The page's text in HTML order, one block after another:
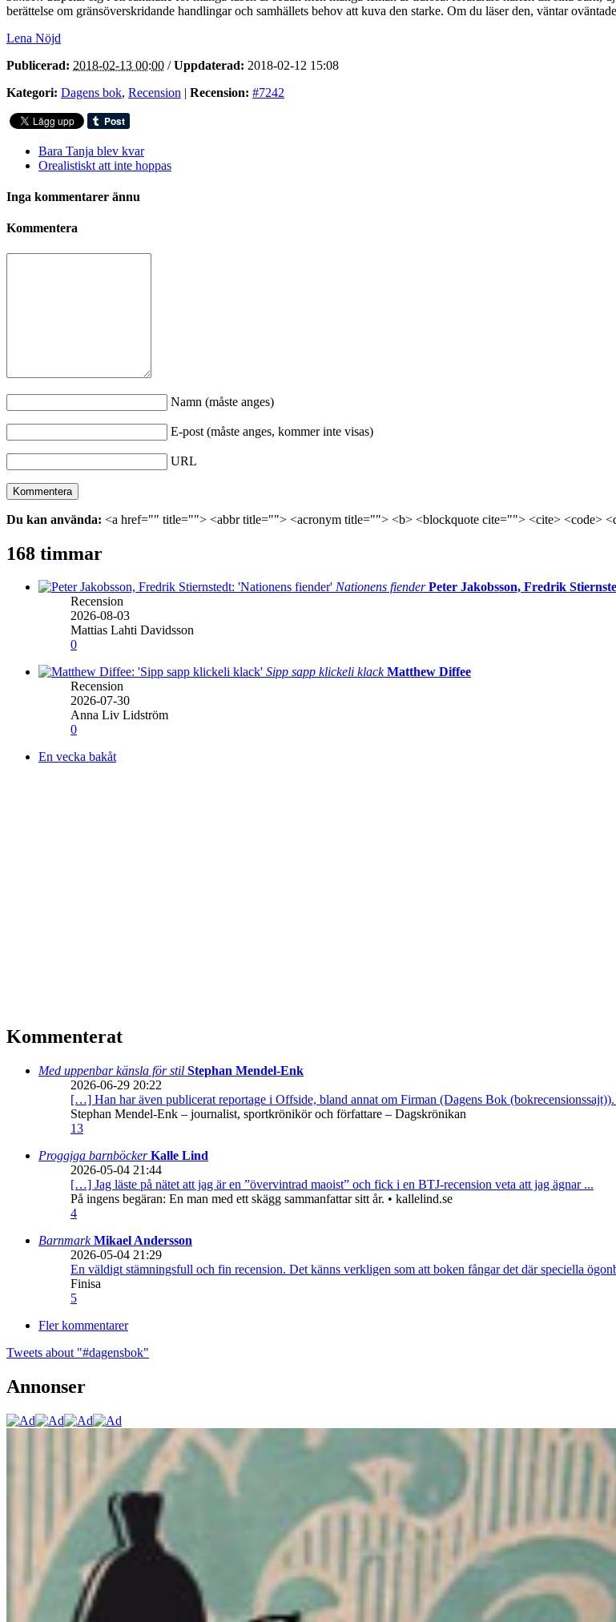
berättelse om gränsöverskridande handlingar och samhällets behov att kuva den starke. Om du läser den, väntar
Lena Nöjd
Publicerad: 2018-02-13 00:00 /Uppdaterad: 2018-02-12 15:08
Kategori: Dagens bok, Recension | Recension: #7242
Bara Tanja blev kvar
Orealistiskt att inte hoppas
Inga kommentarer ännu
Kommentera
Namn (måste anges)
E-post (måste anges, kommer inte visas)
URL
Du kan använda: <a href="" title=""> <abbr title=""> <acronym title=""> <b> <blockquote cite=""> <cite> <code>
168 timmar
Nationens fiender Peter Jakobsson, Fredrik
Recension
2026-08-03
Mattias Lahti Davidsson
0
Sipp sapp klickeli klack Matthew Diffee
Recension
2026-07-30
Anna Liv Lidström
0
En vecka bakåt
Kommenterat
Med uppenbar känsla för stil Stephan Mendel-Enk
2026-06-29 20:22
[…] Han har även publicerat reportage i Offside, bland annat om Firman (Dagens Bok
Stephan Mendel-Enk – journalist, sportkrönikör och författare – Dagskrönikan
13
Proggiga barnböckerKalle Lind
2026-05-04 21:44
[…] Jag läste på nätet att jag är en ”övervintrad maoist” och fick i en BTJ-recension veta att jag ägnar ...
På ingens begäran: En man med ett skägg sammanfattar sitt år. • kallelind.se
4
BarnmarkMikael Andersson
2026-05-04 21:29
En väldigt stämningsfull och fin recension. Det känns verkligen som att boken fångar det där speciella
Finisa
5
Fler kommentarer
Tweets about "#dagensbok"
Annonser